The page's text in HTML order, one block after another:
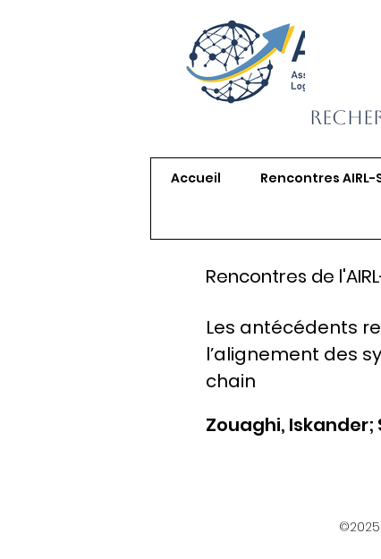
Accueil Rencontres AIRL-
Rencontres de
Les antécédents
l’alignement des
chain
Zouaghi, Iskander;